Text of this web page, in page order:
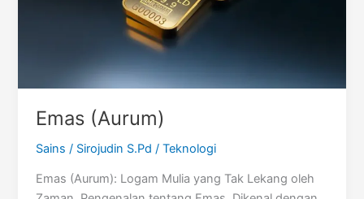
Emas (Aurum)
Sains / Sirojudin S.Pd /Teknologi
Emas (Aurum): Logam Mulia yang Tak Lekang oleh